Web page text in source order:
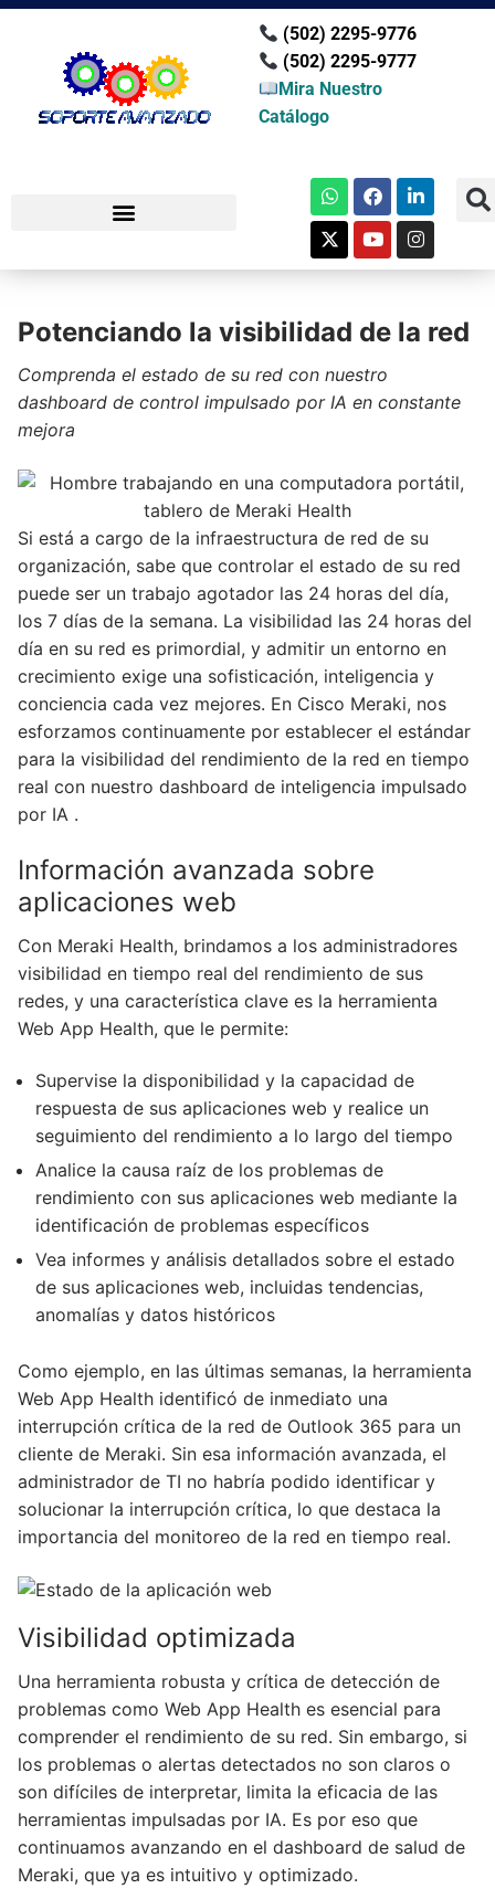
(502) 2295-9776
(502) 2295-9777
Mira Nuestro
Catálogo
Potenciando la visibilidad de la red
Comprenda el estado de su red con nuestro
dashboard de control impulsado por IA en constante
mejora
Si está a cargo de la infraestructura de red de su
organización, sabe que controlar el estado de su red
puede ser un trabajo agotador las 24 horas del día,
los 7 días de la semana. La visibilidad las 24 horas del
día en su red es primordial, y admitir un entorno en
crecimiento exige una sofisticación, inteligencia y
conciencia cada vez mejores. En Cisco Meraki, nos
esforzamos continuamente por establecer el estándar
para la visibilidad del rendimiento de la red en tiempo
real con nuestro dashboard de inteligencia impulsado
por IA .
Información avanzada sobre
aplicaciones web
Con Meraki Health, brindamos a los administradores
visibilidad en tiempo real del rendimiento de sus
redes, y una característica clave es la herramienta
Web App Health, que le permite:
Supervise la disponibilidad y la capacidad de
respuesta de sus aplicaciones web y realice un
seguimiento del rendimiento a lo largo del tiempo
Analice la causa raíz de los problemas de
rendimiento con sus aplicaciones web mediante la
identificación de problemas específicos
Vea informes y análisis detallados sobre el estado
de sus aplicaciones web, incluidas tendencias,
anomalías y datos históricos
Como ejemplo, en las últimas semanas, la herramienta
Web App Health identificó de inmediato una
interrupción crítica de la red de Outlook 365 para un
cliente de Meraki. Sin esa información avanzada, el
administrador de TI no habría podido identificar y
solucionar la interrupción crítica, lo que destaca la
importancia del monitoreo de la red en tiempo real.
Visibilidad optimizada
Una herramienta robusta y crítica de detección de
problemas como Web App Health es esencial para
comprender el rendimiento de su red. Sin embargo, si
los problemas o alertas detectados no son claros o
son difíciles de interpretar, limita la eficacia de las
herramientas impulsadas por IA. Es por eso que
continuamos avanzando en el dashboard de salud de
Meraki, que ya es intuitivo y optimizado.